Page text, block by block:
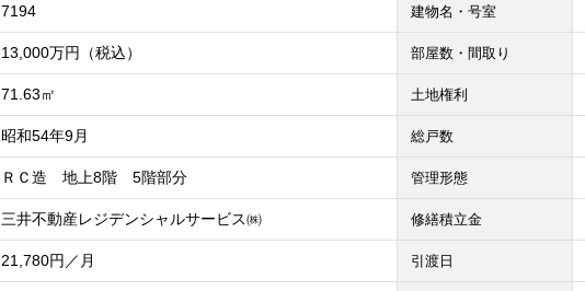
7194 建物名・号室
13,000万円（税込） 部屋数・間取り
71.63㎡ 土地権利
昭和54年9月 総戸数
ＲＣ造 地上8階 5階部分 管理形態
三井不動産レジデンシャルサービス㈱ 修繕積立金
21,780円／月 引渡日